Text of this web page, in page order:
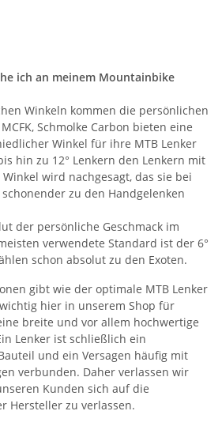
ich an meinem Mountainbike
Winkeln kommen die persönlichen
Schmolke Carbon bieten eine
Winkel für ihre MTB Lenker
hin zu 12° Lenkern den Lenkern mit
wird nachgesagt, das sie bei
zu den Handgelenken
der persönliche Geschmack im
verwendete Standard ist der 6°
schon absolut zu den Exoten.
gibt wie der optimale MTB Lenker
hier in unserem Shop für
breite und vor allem hochwertige
Lenker ist schließlich ein
und ein Versagen häufig mit
verbunden. Daher verlassen wir
Kunden sich auf die
Hersteller zu verlassen.